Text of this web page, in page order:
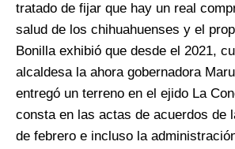
tratado de fijar que hay un real
salud de los chihuahuenses y el
Bonilla exhibió que desde el 2021,
alcaldesa la ahora gobernadora
entregó un terreno en el ejido La
consta en las actas de acuerdos de
de febrero e incluso la